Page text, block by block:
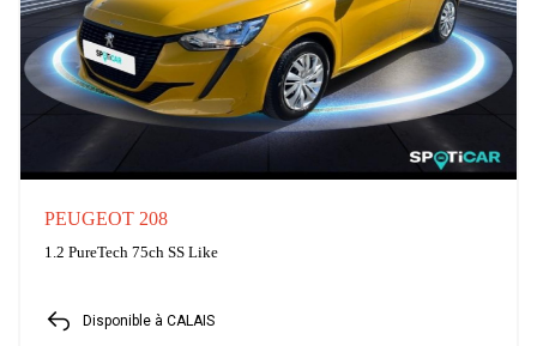
PEUGEOT 208
1.2 PureTech 75ch SS Like
Disponible à CALAIS